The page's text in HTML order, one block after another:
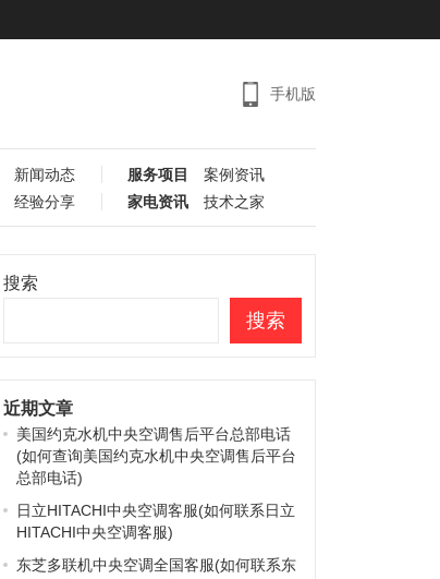
手机版
新闻动态 服务项目
案例资讯
经验分享 家电资讯 技术之家
搜索
搜索
近期文章
美国约克水机中央空调售后平台总部电话
(如何查询美国约克水机中央空调售后平台
总部电话)
日立HITACHI中央空调客服(如何联系日立
HITACHI中央空调客服)
东芝多联机中央空调全国客服(如何联系东